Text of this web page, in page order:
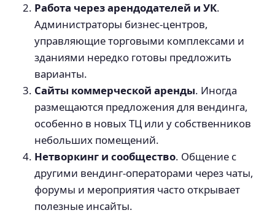
Работа через арендодателей и УК.
Администраторы бизнес-центров,
управляющие торговыми комплексами и
зданиями нередко готовы предложить
варианты.
Сайты коммерческой аренды. Иногда
размещаются предложения для вендинга,
особенно в новых ТЦ или у собственников
небольших помещений.
Нетворкинг и сообщество. Общение с
другими вендинг-операторами через чаты,
форумы и мероприятия часто открывает
полезные инсайты.